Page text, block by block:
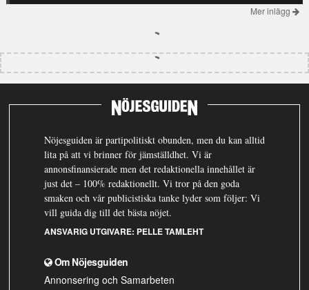
Mer inlägg
Nöjesguiden är partipolitiskt obunden, men du kan alltid
lita på att vi brinner för jämställdhet. Vi är
annonsfinansierade men det redaktionella innehållet är
just det – 100% redaktionellt. Vi tror på den goda
smaken och vår publicistiska tanke lyder som följer: Vi
vill guida dig till det bästa nöjet.
ANSVARIG UTGIVARE: PELLE TAMLEHT
Om Nöjesguiden
Annonsering och Samarbeten